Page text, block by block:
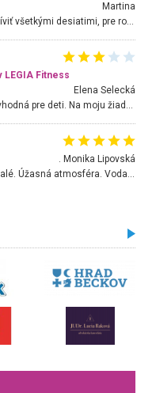
Martina
Nádherné miesto ktoré odporúčam navštíviť všetkými desiatimi, pre rodiny s deťmi, dôchodcom... Proste a jednoducho ozaj rozprávkový les.. určite ešte prídeme. Odniesli sme si na pamiatku krásne tričká,
LEGIA Fitness
Elena Selecká
Kútik výborný, ale hlučná hudba úplne nevhodná pre deti. Na moju žiadosť o aspoň sušenie nereagovali.
. Monika Lipovská
Úžasné prostredie, napriek tomu, že je malé. Úžasná atmosféra. Voda fantastická a nádherná. Ľudí je pomerne veľa, ale su mili a ohľaduplní. Je veľmi zaujímavé sledovať, ako dokážu spolu športovať cudzí ľudia a bez ohľadu na vek. Vládne tu pohoda. Vnuka neviem dostať z vody. Ďakujem za krásny deň . Urcite sa sem vrátim. Jediný problém je s parkovaním, ale aj ten sa mi podarilo vyriešiť. Monika Bratislava